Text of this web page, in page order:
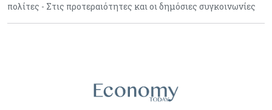
πολίτες - Στις προτεραιότητες και οι δημόσιες συγκοινωνίες